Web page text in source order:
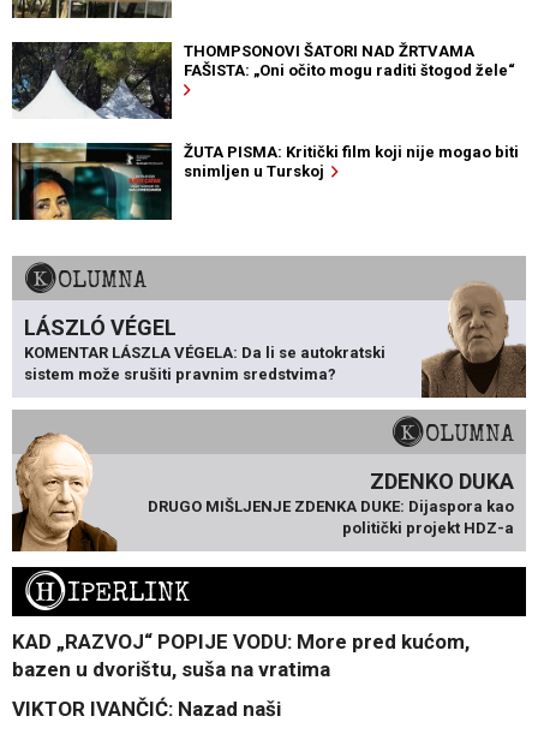
THOMPSONOVI ŠATORI NAD ŽRTVAMA
FAŠISTA: „Oni očito mogu raditi štogod žele“
ŽUTA PISMA: Kritički film koji nije mogao biti
snimljen u Turskoj
KOLUMNA
LÁSZLÓ VÉGEL
KOMENTAR LÁSZLA VÉGELA: Da li se autokratski
sistem može srušiti pravnim sredstvima?
KOLUMNA
ZDENKO DUKA
DRUGO MIŠLJENJE ZDENKA DUKE: Dijaspora kao
politički projekt HDZ-a
HIPERLINK
KAD „RAZVOJ“ POPIJE VODU: More pred kućom,
bazen u dvorištu, suša na vratima
VIKTOR IVANČIĆ: Nazad naši